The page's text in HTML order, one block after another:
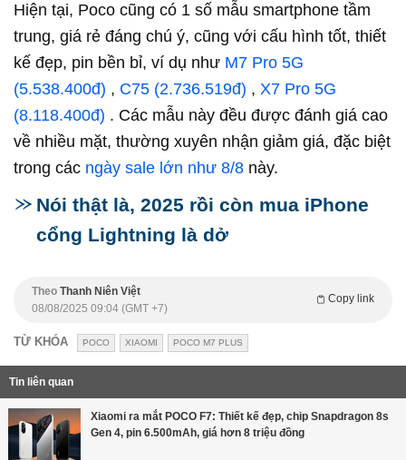
Hiện tại, Poco cũng có 1 số mẫu smartphone tầm
trung, giá rẻ đáng chú ý, cũng với cấu hình tốt, thiết
kế đẹp, pin bền bỉ, ví dụ như M7 Pro 5G
(5.538.400đ) , C75 (2.736.519đ) , X7 Pro 5G
(8.118.400đ) . Các mẫu này đều được đánh giá cao
về nhiều mặt, thường xuyên nhận giảm giá, đặc biệt
trong các ngày sale lớn như 8/8 này.
Nói thật là, 2025 rồi còn mua iPhone
cổng Lightning là dở
Theo Thanh Niên Việt
Copy link
08/08/2025 09:04 (GMT +7)
TỪ KHÓA POCO XIAOMI POCO M7 PLUS
Tin liên quan
Xiaomi ra mắt POCO F7: Thiết kế đẹp, chip Snapdragon 8s
Gen 4, pin 6.500mAh, giá hơn 8 triệu đồng